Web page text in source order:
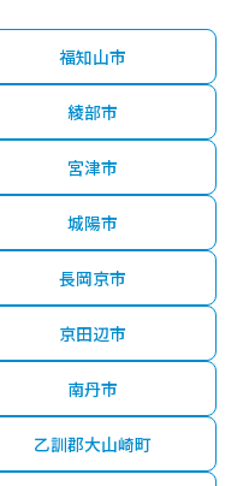
福知山市
綾部市
宮津市
城陽市
長岡京市
京田辺市
南丹市
乙訓郡大山崎町